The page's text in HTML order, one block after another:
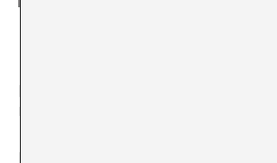
[
Barcelona, 1999.
[